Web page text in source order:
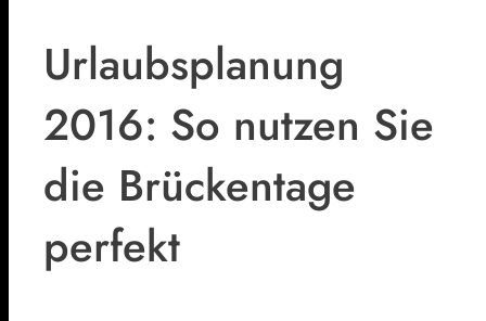
Urlaubsplanung
2016: So nutzen Sie
die Brückentage
perfekt